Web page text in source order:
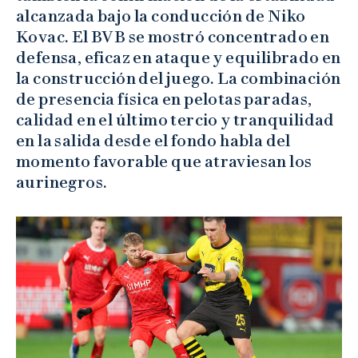
alcanzada bajo la conducción de Niko
Kovac. El BVB se mostró concentrado en
defensa, eficaz en ataque y equilibrado en
la construcción del juego. La combinación
de presencia física en pelotas paradas,
calidad en el último tercio y tranquilidad
en la salida desde el fondo habla del
momento favorable que atraviesan los
aurinegros.